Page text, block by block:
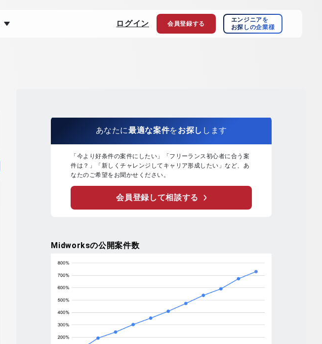
ログイン 会員登録する
エンジニアを
お探しの企業様
あなたに最適な案件をお探し します
「今より好条件の案件にしたい」「フリーランス初心者に合う案
件は？」「新しくチャレンジしてキャリア形成したい」など、あ
なたのご希望をお聞かせください。
会員登録して相談する
Midworksの公開案件数